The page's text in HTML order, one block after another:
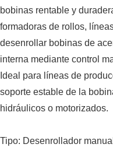
bobinas rentable y
formadoras de rollos,
desenrollar bobinas de
interna mediante control
Ideal para líneas de
soporte estable de la
hidráulicos o motorizados.
Tipo: Desenrollador